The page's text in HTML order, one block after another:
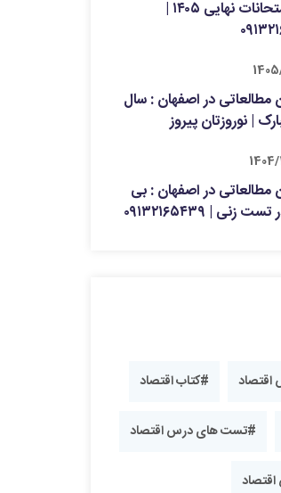
بندی امتحانات نهایی ۱۴۰۵ |
مطالعاتی در اصفهان : سال
مطالعاتی در اصفهان : بی
| ۰۹۱۳۲۱۶۵۴۳۹
#کتاب اقتصاد
#تست های درس اقتصاد